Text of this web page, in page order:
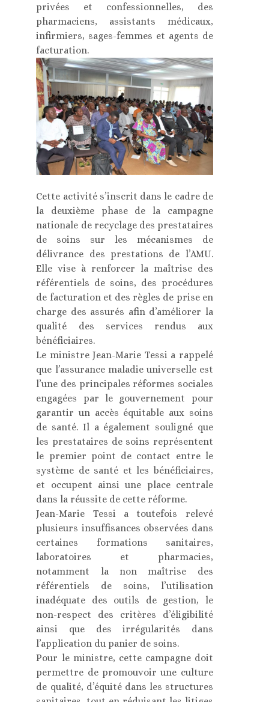
privées et confessionnelles, des
pharmaciens, assistants médicaux,
infirmiers, sages-femmes et agents de
facturation.
Cette activité s’inscrit dans le cadre de
la deuxième phase de la campagne
nationale de recyclage des prestataires
de soins sur les mécanismes de
délivrance des prestations de l’AMU.
Elle vise à renforcer la maîtrise des
référentiels de soins, des procédures
de facturation et des règles de prise en
charge des assurés afin d’améliorer la
qualité des services rendus aux
bénéficiaires.
Le ministre Jean-Marie Tessi a rappelé
que l’assurance maladie universelle est
l’une des principales réformes sociales
engagées par le gouvernement pour
garantir un accès équitable aux soins
de santé. Il a également souligné que
les prestataires de soins représentent
le premier point de contact entre le
système de santé et les bénéficiaires,
et occupent ainsi une place centrale
dans la réussite de cette réforme.
Jean-Marie Tessi a toutefois relevé
plusieurs insuffisances observées dans
certaines formations sanitaires,
laboratoires et pharmacies,
notamment la non maîtrise des
référentiels de soins, l’utilisation
inadéquate des outils de gestion, le
non-respect des critères d’éligibilité
ainsi que des irrégularités dans
l’application du panier de soins.
Pour le ministre, cette campagne doit
permettre de promouvoir une culture
de qualité, d’équité dans les structures